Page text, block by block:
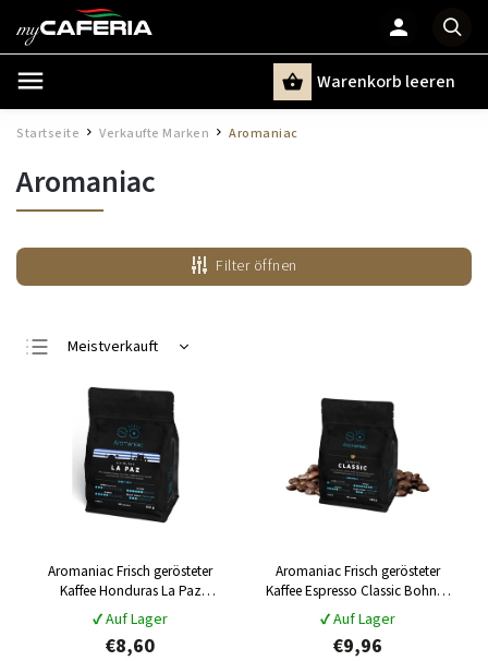
Warenkorb leeren
Startseite / Verkaufte Marken / Aromaniac
Aromaniac
Filter öffnen
Meistverkauft
Günstigste
Teuerste
Alphabetisch
Aromaniac Frisch gerösteter
Kaffee Honduras La Paz
gemahlen 250 g
✔ Auf Lager
€8,60
Aromaniac Frisch gerösteter
Kaffee Espresso Classic Bohnen
250 g
✔ Auf Lager
€9,96